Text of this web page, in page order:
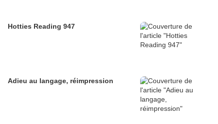
Hotties Reading 947
Adieu au langage, réimpression